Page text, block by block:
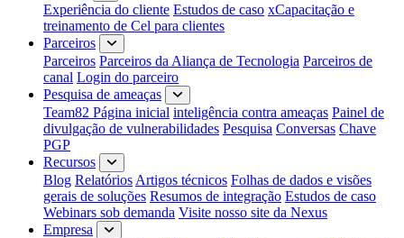
Experiência do cliente Estudos de caso xCapacitação e
treinamento de Cel para clientes
Parceiros
Parceiros Parceiros da Aliança de Tecnologia Parceiros de
canal Login do parceiro
Pesquisa de ameaças
Team82 Página inicial inteligência contra ameaças Painel de
divulgação de vulnerabilidades Pesquisa Conversas Chave
PGP
Recursos
Blog Relatórios Artigos técnicos Folhas de dados e visões
gerais de soluções Resumos de integração Estudos de caso
Webinars sob demanda Visite nosso site da Nexus
Empresa